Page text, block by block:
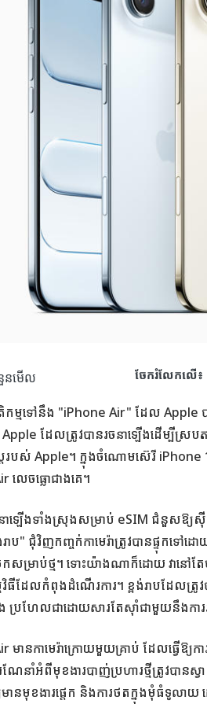
នមើល ចែករំលែកលើ៖
តិកម្មទៅនឹង "iPhone Air" ដែល
ដែល​ត្រូវ​បាន​រចនា​ឡើង​ដើម្បី​ស្រប​ត
ត្ររបស់ Apple។ ក្នុង​ចំណោម​ស៊េរី
លេចធ្លោ​ជាង​គេ។
នាឡើងទាំងស្រុងសម្រាប់ eSIM ជំនួសឱ្យ
រាប" ជុំវិញកញ្ចក់កាមេរ៉ាត្រូវបានផ្ទុក
កសម្រាប់ថ្ម។ ទោះយ៉ាងណាក៏ដោយ វាន
ធីដែលកំពុងដំណើរការ។ ខ្ពង់រាបដែលត្រូវ
ង ប្រហែលជាដោយសារតែស៊ាំជាមួយនឹងកា
មាន​កាមេរ៉ា​ក្រោយ​មួយ​គ្រាប់ ដែល​ធ្វើ​ឱ្
ែនាំអំពីមុខងារបាញ់ប្រហារថ្មីត្រូវបានស្វ
មានមុខងារផ្តេក និងការថតក្នុងមុំធំទូល